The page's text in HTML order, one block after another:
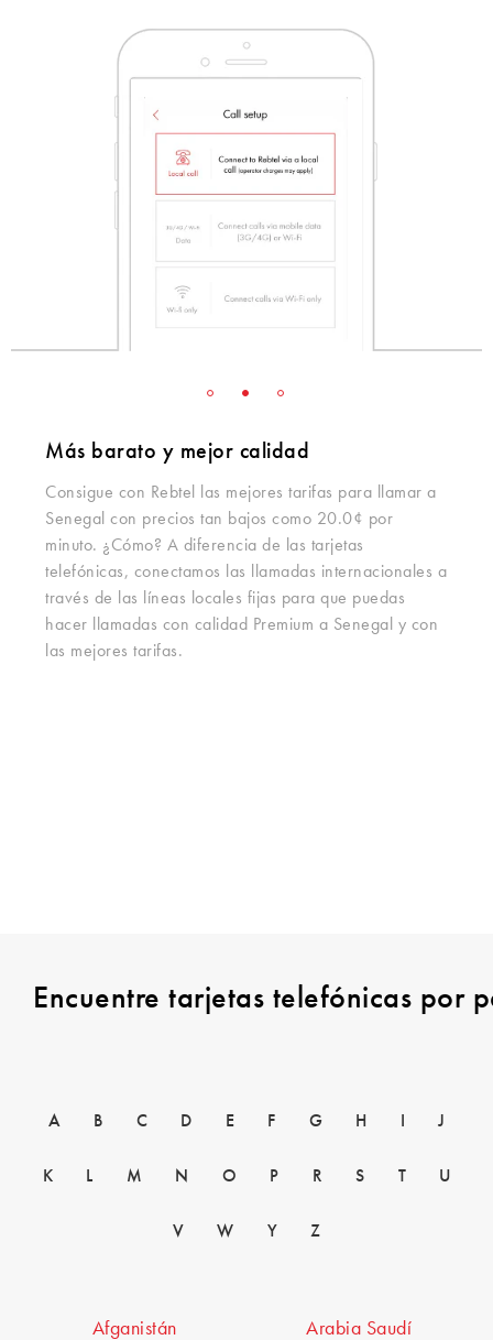
Más barato y mejor calidad
Consigue con Rebtel las mejores tarifas para llamar a
Senegal con precios tan bajos como 20.0¢ por
minuto. ¿Cómo? A diferencia de las tarjetas
telefónicas, conectamos las llamadas internacionales a
través de las líneas locales fijas para que puedas
hacer llamadas con calidad Premium a Senegal y con
las mejores tarifas.
Encuentre tarjetas telefónicas por
A B C D E F G H J
K L M N O P R S T U
V W Y Z
Afganistán Arabia Saudí